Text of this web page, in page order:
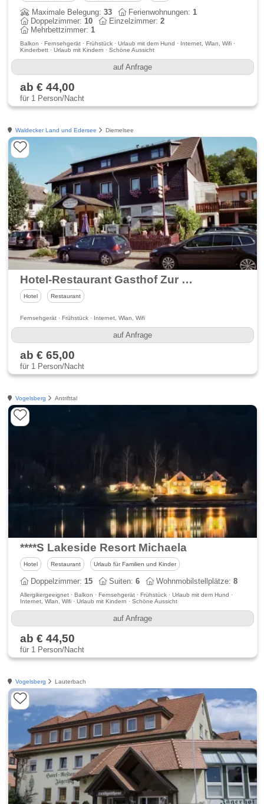
Maximale Belegung:33 Ferienwohnungen:1
Doppelzimmer:10 Einzelzimmer:2
Mehrbettzimmer:1
Balkon · Fernsehgerät · Frühstück · Urlaub mit dem Hund · Internet, Wlan, Wifi ·
Kinderbett · Urlaub mit Kindern · Schöne Aussicht
auf Anfrage
ab € 44,00
für 1 Person/Nacht
Waldecker Land und Edersee Diemelsee
Hotel-Restaurant Gasthof Zur Linde
Hotel Restaurant
Fernsehgerät · Frühstück · Internet, Wlan, Wifi
auf Anfrage
ab € 65,00
für 1 Person/Nacht
Vogelsberg Antrifttal
****S Lakeside Resort Michaela
Hotel Restaurant Urlaub für Familien und Kinder
Doppelzimmer:15 Suiten:6 Wohnmobilstellplätze:8
Allergikergeeignet · Balkon · Fernsehgerät · Frühstück · Urlaub mit dem Hund ·
Internet, Wlan, Wifi · Urlaub mit Kindern · Schöne Aussicht
auf Anfrage
ab € 44,50
für 1 Person/Nacht
Vogelsberg Lauterbach